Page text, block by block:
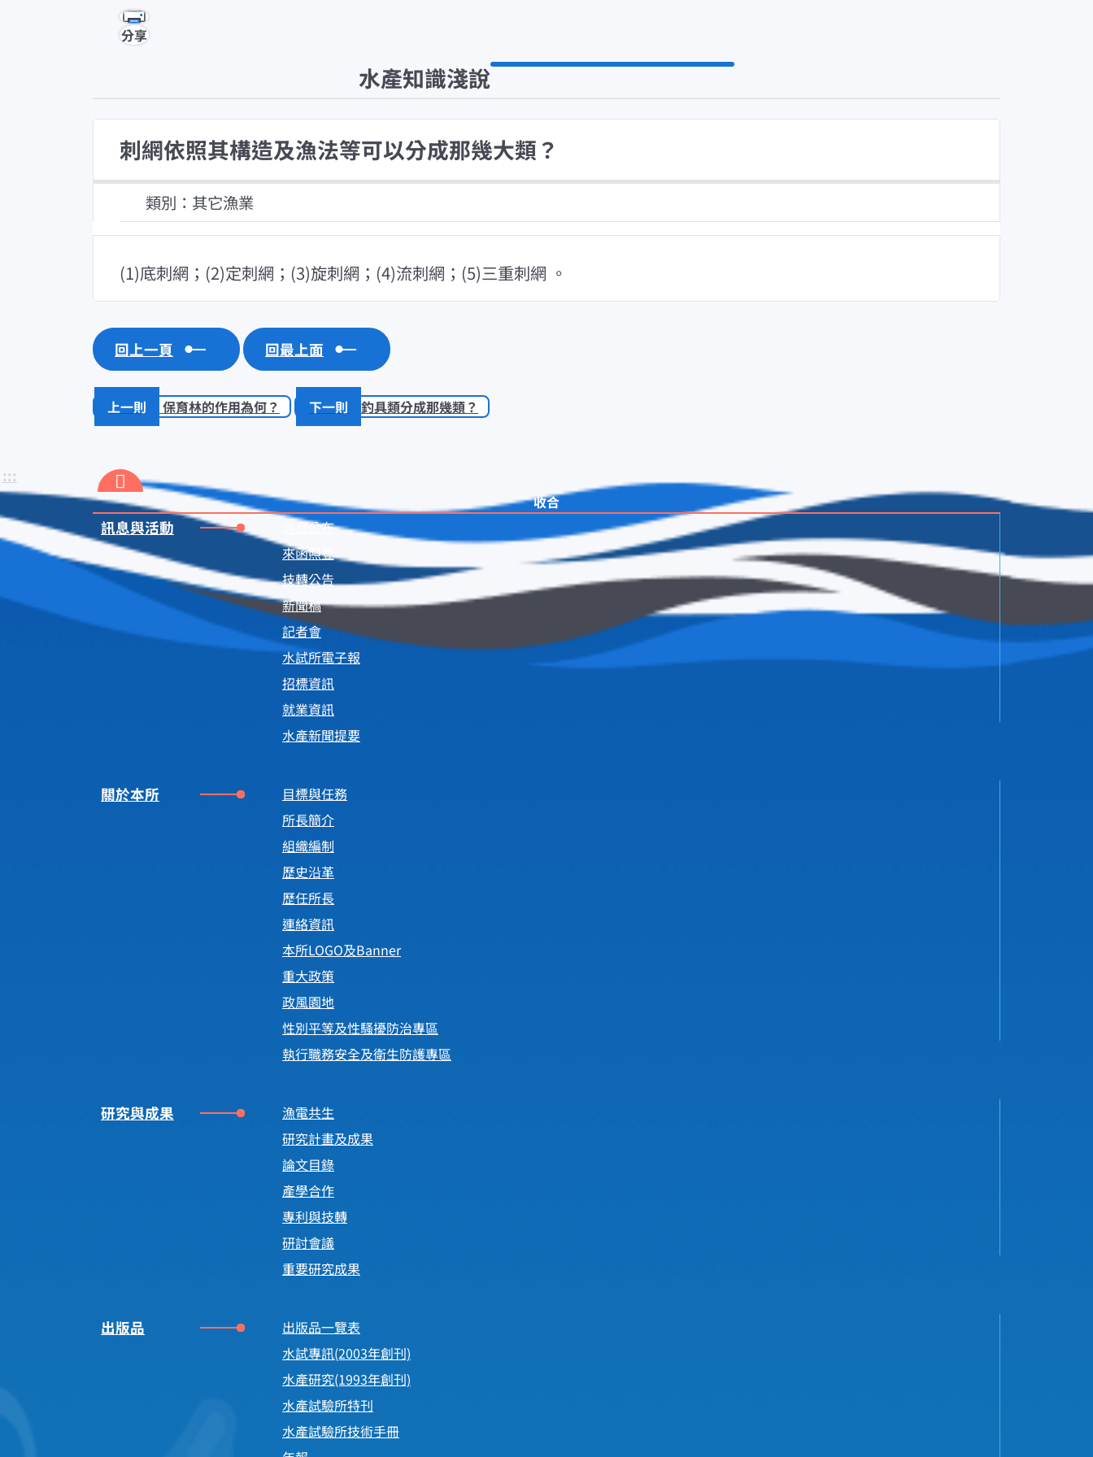
分享
水產知識淺說
刺網依照其構造及漁法等可以分成那幾大類？
類別：其它漁業
(1)底刺網；(2)定刺網；(3)旋刺網；(4)流刺網；(5)三重刺網 。
回上一頁 回最上面
保育林的作用為何？ 釣具類分成那幾類？
:::
收合
訊息與活動
消息公布
來函照登
技轉公告
新聞稿
記者會
水試所電子報
招標資訊
就業資訊
水產新聞提要
關於本所
目標與任務
所長簡介
組織編制
歷史沿革
歷任所長
連絡資訊
本所LOGO及Banner
重大政策
政風園地
性別平等及性騷擾防治專區
執行職務安全及衛生防護專區
研究與成果
漁電共生
研究計畫及成果
論文目錄
產學合作
專利與技轉
研討會議
重要研究成果
出版品
出版品一覽表
水試專訊(2003年創刊)
水產研究(1993年創刊)
水產試驗所特刊
水產試驗所技術手冊